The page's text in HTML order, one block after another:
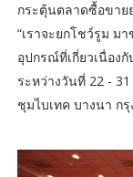
กระตุ้นตลาดซื้อขาย
“เราจะยกโชว์รูม ม
อุปกรณ์ที่เกี่ยวเนื่อง
ระหว่างวันที่ 22 -
ชุมไบเทค บางนา กรุ